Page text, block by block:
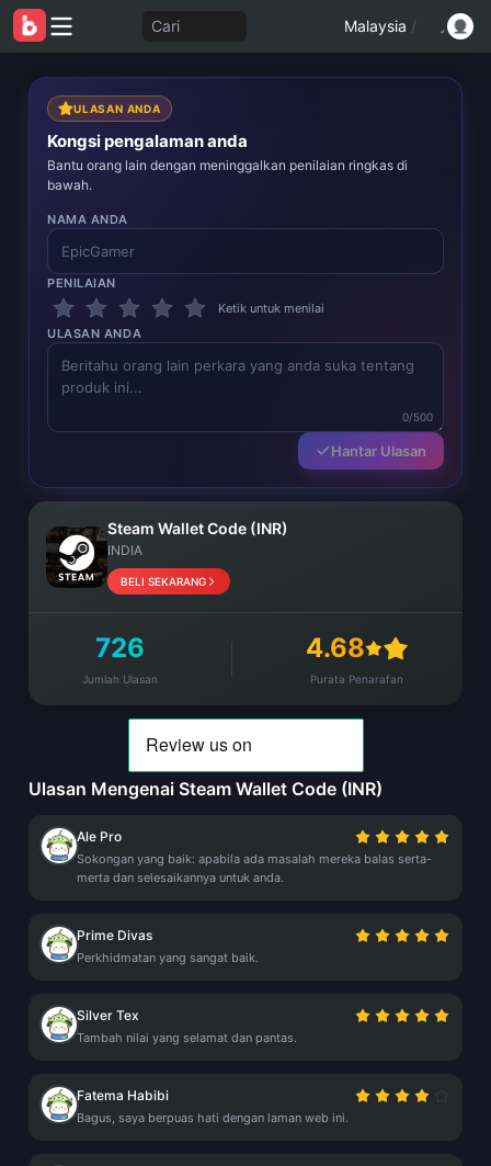
Cari Malaysia /
ULASAN ANDA
Kongsi pengalaman anda
Bantu orang lain dengan meninggalkan penilaian ringkas di
bawah.
NAMA ANDA
PENILAIAN
Ketik untuk menilai
ULASAN ANDA
0/500
Hantar Ulasan
Steam Wallet Code (INR)
INDIA
BELI SEKARANG
726
Jumlah Ulasan
4.68
Purata Penarafan
Ulasan Mengenai Steam Wallet Code (INR)
Ale Pro
Sokongan yang baik: apabila ada masalah mereka balas serta-
merta dan selesaikannya untuk anda.
Prime Divas
Perkhidmatan yang sangat baik.
Silver Tex
Tambah nilai yang selamat dan pantas.
Fatema Habibi
Bagus, saya berpuas hati dengan laman web ini.